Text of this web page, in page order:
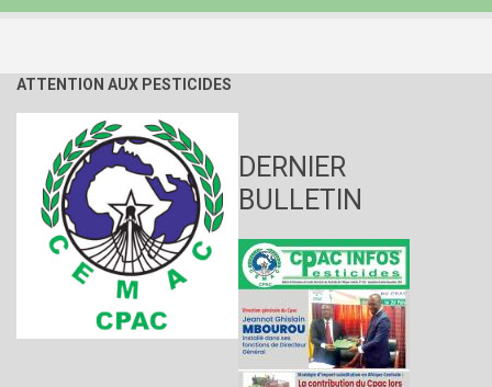
ATTENTION AUX PESTICIDES
DERNIER
BULLETIN